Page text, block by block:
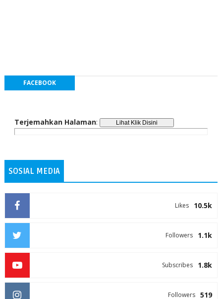
FACEBOOK
Terjemahkan Halaman:
SOSIAL MEDIA
10.5k
Likes
1.1k
Followers
1.8k
Subscribes
519
Followers